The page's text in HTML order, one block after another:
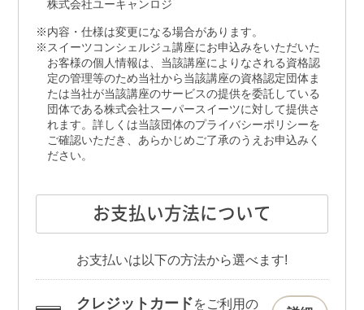
株式会社ユーキャンロジ
内容・仕様は変更になる場合があります。
スイーツコンシェルジュ講座にお申込みをいただいた
お客様の個人情報は、当該講座によりなされる資格認
定の管理等のため当社から当該講座の資格認定団体ま
たは当社が当該講座のサービスの提供を委託している
団体である株式会社スーパースイーツに対して提供さ
れます。詳しくは当該団体のプライバシーポリシーを
ご確認いただき、あらかじめご了承のうえお申込みく
ださい。
お支払い方法について
お支払いは以下の方法から選べます!
クレジットカードをご利用の